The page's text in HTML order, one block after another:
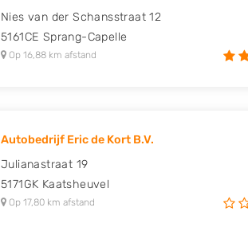
Nies van der Schansstraat 12
5161CE Sprang-Capelle
Op 16,88 km afstand
Autobedrijf Eric de Kort B.V.
Julianastraat 19
5171GK Kaatsheuvel
Op 17,80 km afstand